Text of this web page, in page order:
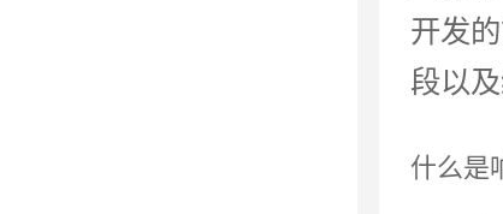
开发
段以
什么是